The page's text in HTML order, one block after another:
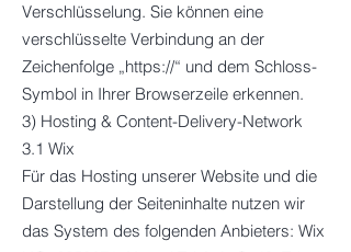
Verschlüsselung. Sie können eine
verschlüsselte Verbindung an der
Zeichenfolge „https://“ und dem Schloss-
Symbol in Ihrer Browserzeile erkennen.
3) Hosting & Content-Delivery-Network
3.1 Wix
Für das Hosting unserer Website und die
Darstellung der Seiteninhalte nutzen wir
das System des folgenden Anbieters: Wix